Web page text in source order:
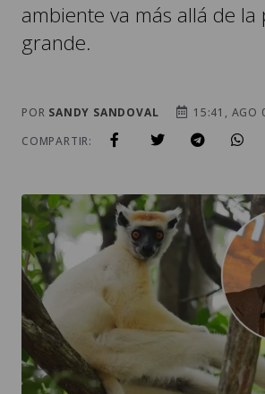
ambiente va más allá de la
grande.
POR SANDY SANDOVAL
15:41, AGO
COMPARTIR: